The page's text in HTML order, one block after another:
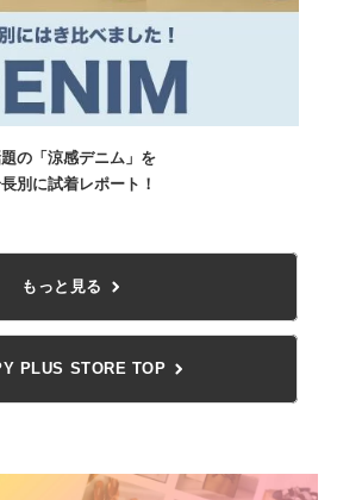
の「涼感デニム」を
別に試着レポート！
もっと見る
PLUS STORE TOP